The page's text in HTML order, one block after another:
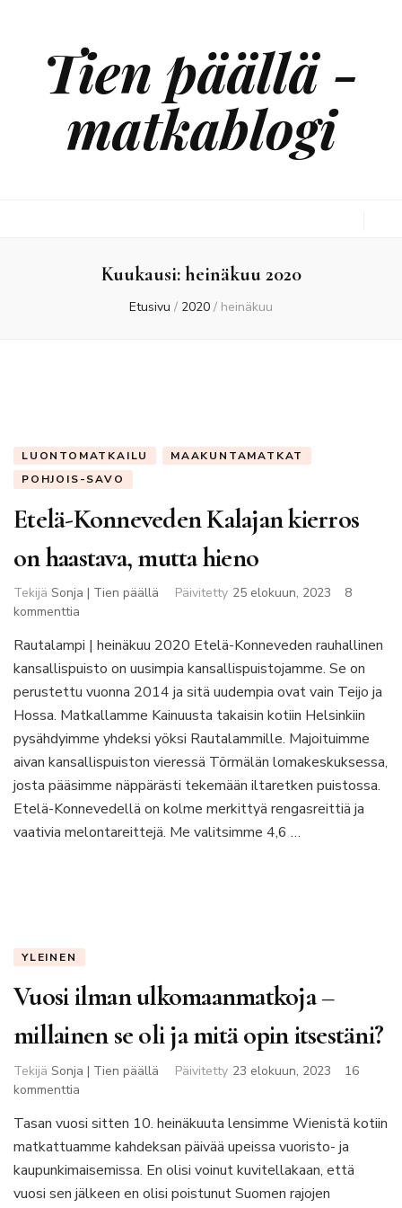
Tien päällä -
matkablogi
Kuukausi:heinäkuu 2020
Etusivu / 2020 / heinäkuu
LUONTOMATKAILU
MAAKUNTAMATKAT
POHJOIS-SAVO
Etelä-Konneveden Kalajan kierros
on haastava, mutta hieno
Tekijä Sonja | Tien päällä Päivitetty 25 elokuun, 2023
8
kommenttia
Konneveden
Kalajan
kierros
haastava,
mutta
hieno
Rautalampi | heinäkuu 2020 Etelä-Konneveden rauhallinen
kansallispuisto on uusimpia kansallispuistojamme. Se on
perustettu vuonna 2014 ja sitä uudempia ovat vain Teijo ja
Hossa. Matkallamme Kainuusta takaisin kotiin Helsinkiin
pysähdyimme yhdeksi yöksi Rautalammille. Majoituimme
aivan kansallispuiston vieressä Törmälän lomakeskuksessa,
josta pääsimme näppärästi tekemään iltaretken puistossa.
Etelä-Konnevedellä on kolme merkittyä rengasreittiä ja
vaativia melontareittejä. Me valitsimme 4,6 …
YLEINEN
Vuosi ilman ulkomaanmatkoja –
millainen se oli ja mitä opin itsestäni?
Tekijä Sonja | Tien päällä Päivitetty 23 elokuun, 2023
16
kommenttia
ilman
ulkomaanmatkoja
–
se
Tasan vuosi sitten 10. heinäkuuta lensimme Wienistä kotiin
matkattuamme kahdeksan päivää upeissa vuoristo- ja
kaupunkimaisemissa. En olisi voinut kuvitellakaan, että
vuosi sen jälkeen en olisi poistunut Suomen rajojen